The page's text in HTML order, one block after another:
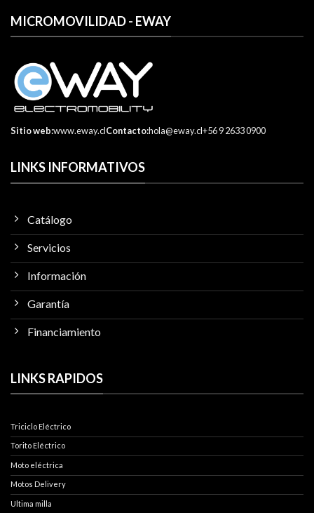
MICROMOVILIDAD - EWAY
Sitio web:www.eway.clContacto:hola@eway.cl+56 9 2633 0900
LINKS INFORMATIVOS
Catálogo
Servicios
Información
Garantía
Financiamiento
LINKS RAPIDOS
Triciclo Eléctrico
Torito Eléctrico
Moto eléctrica
Motos Delivery
Ultima milla